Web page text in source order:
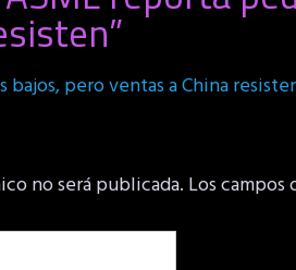
”
pero ventas a China
no será publicada. Los